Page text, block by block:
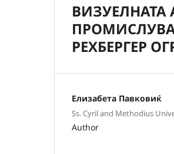
ВИЗУЕЛНАТА
РЕХБЕРГЕР
Елизабета Павковиќ
Ss. Cyril and Methodius
Author